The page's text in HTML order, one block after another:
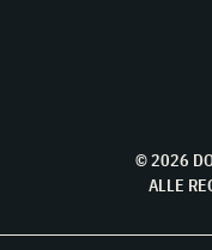
© 2026
ALLE